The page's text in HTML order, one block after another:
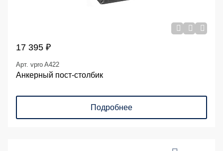
17 395 ₽
Арт. vpro A422
Анкерный пост-столбик
Подробнее